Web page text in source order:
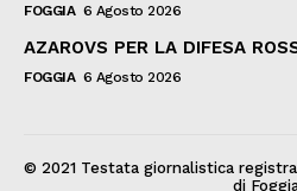
FOGGIA 6 Agosto 2026
AZAROVS PER LA DIFESA
FOGGIA 6 Agosto 2026
© 2021 Testata giornalistica
di